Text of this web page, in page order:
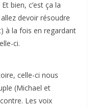
bien, c’est ça la
devoir résoudre
à la fois en regardant
ci.
celle-ci nous
(Michael et
Les voix